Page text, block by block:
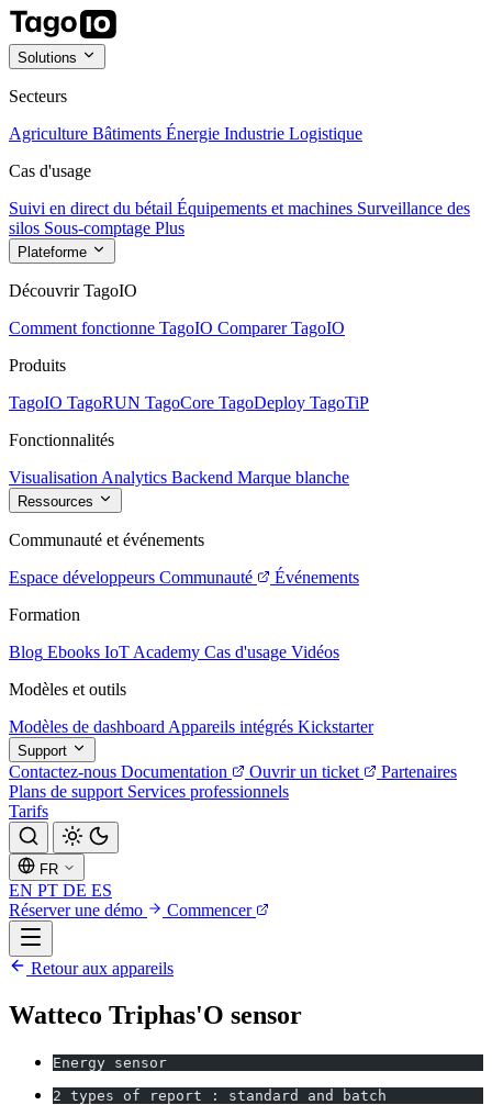
Solutions
Secteurs
Agriculture Bâtiments Énergie Industrie Logistique
Cas d'usage
Suivi en direct du bétail Équipements et machines Surveillance des
silos Sous-comptage Plus
Plateforme
Découvrir TagoIO
Comment fonctionne TagoIO Comparer TagoIO
Produits
TagoIO TagoRUN TagoCore TagoDeploy TagoTiP
Fonctionnalités
Visualisation Analytics Backend Marque blanche
Ressources
Communauté et événements
Espace développeurs Communauté
Événements
Formation
Blog Ebooks IoT Academy Cas d'usage Vidéos
Modèles et outils
Modèles de dashboard Appareils intégrés Kickstarter
Support
Contactez-nous Documentation Ouvrir un ticket
Partenaires
Plans de support Services professionnels
Tarifs
FR
EN PT DE ES
Réserver une démo
Commencer
Retour aux appareils
Watteco Triphas'O sensor
Energy sensor
2 types of report : standard and batch